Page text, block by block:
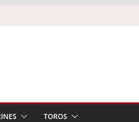
TOROS